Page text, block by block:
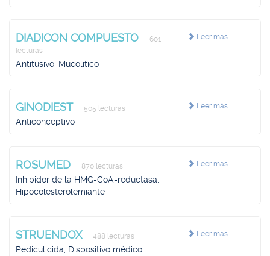
Leer más
DIADICON COMPUESTO
601
lecturas
Antitusivo, Mucolítico
Leer más
GINODIEST 505 lecturas
Anticonceptivo
Leer más
ROSUMED 870 lecturas
Inhibidor de la HMG-CoA-reductasa,
Hipocolesterolemiante
Leer más
STRUENDOX 488 lecturas
Pediculicida, Dispositivo médico